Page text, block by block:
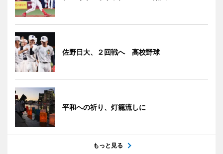
佐野日大、２回戦へ 高校野球
平和への祈り、灯籠流しに
もっと見る